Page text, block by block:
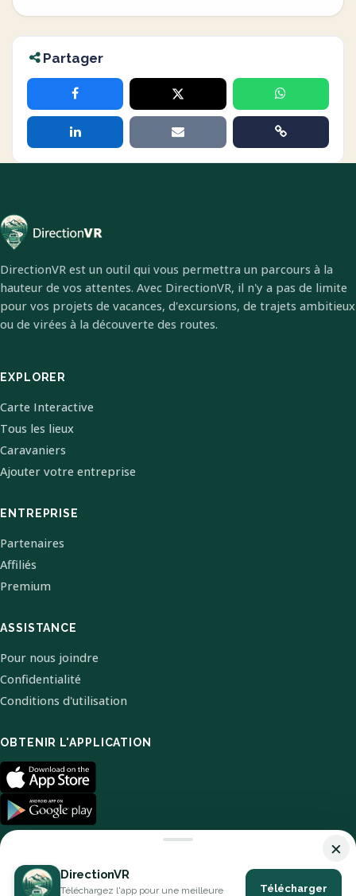
Partager
DirectionVR est un outil qui vous permettra un parcours à la
hauteur de vos attentes. Avec DirectionVR, il n'y a pas de limite
pour vos projets de vacances, d'excursions, de trajets ambitieux
ou de virées à la découverte des routes.
EXPLORER
Carte Interactive
Tous les lieux
Caravaniers
Ajouter votre entreprise
ENTREPRISE
Partenaires
Affiliés
Premium
ASSISTANCE
Pour nous joindre
Confidentialité
Conditions d'utilisation
OBTENIR L'APPLICATION
×
DirectionVR
Téléchargez l'app pour une meilleure Télécharger